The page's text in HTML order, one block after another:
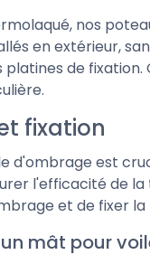
nos
en extérieur,
platines de
fixation
d'ombrage est
l'efficacité de
et de fixer
mât pour